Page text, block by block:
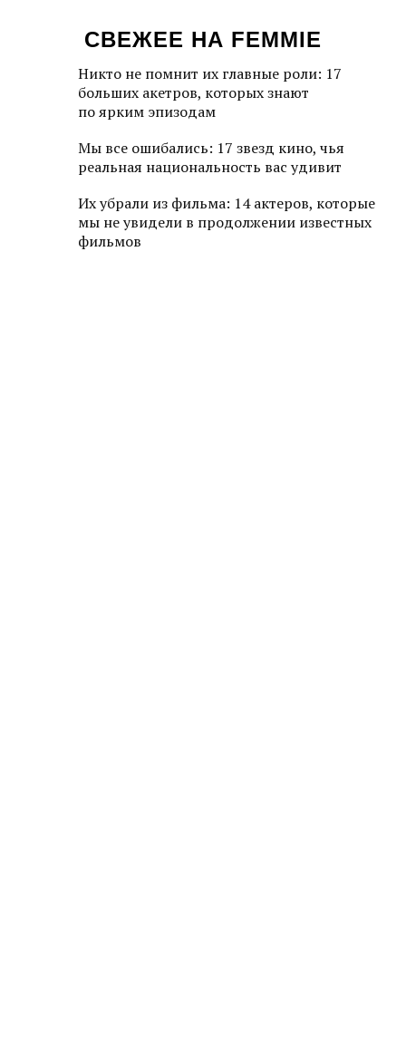
СВЕЖЕЕ НА FEMMIE
Никто не помнит их главные роли: 17
больших акетров, которых знают
по ярким эпизодам
Мы все ошибались: 17 звезд кино, чья
реальная национальность вас удивит
Их убрали из фильма: 14 актеров, которые
мы не увидели в продолжении известных
фильмов